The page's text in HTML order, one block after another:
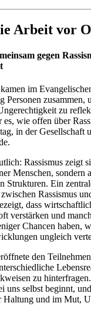
Arbeit vor
gegen
im
Personen zusammen,
zu
wie offen über
in der Gesellschaft
Rassismus zeigt
Menschen, sondern
Strukturen. Ein
Rassismus
dass
verstärken und
Chancen haben,
ungleich
den
zu
uns selbst beginnt,
Haltung und im Mut,